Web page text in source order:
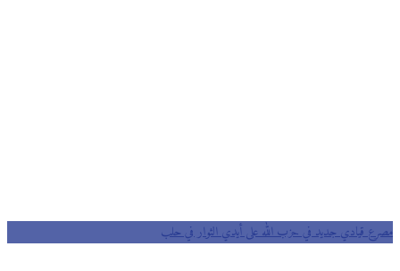
مصرع قيادي جديد في حزب الله على أيدي الثوار في حلب